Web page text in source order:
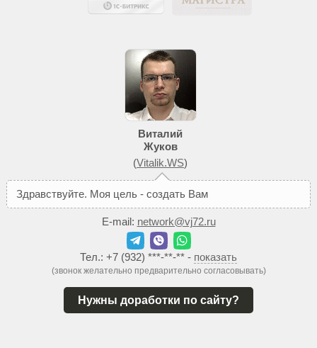
Виталий
Жуков
(Vitalik.WS)
Здравствуйте. Моя цель - создать Вам
E-mail: network@vj72.ru
Тел.: +7 (932) ***-**-** - показать
(звонок желательно предварительно согласовывать)
Нужны доработки по сайту?